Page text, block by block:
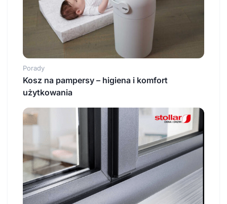
Porady
Kosz na pampersy – higiena i komfort
użytkowania